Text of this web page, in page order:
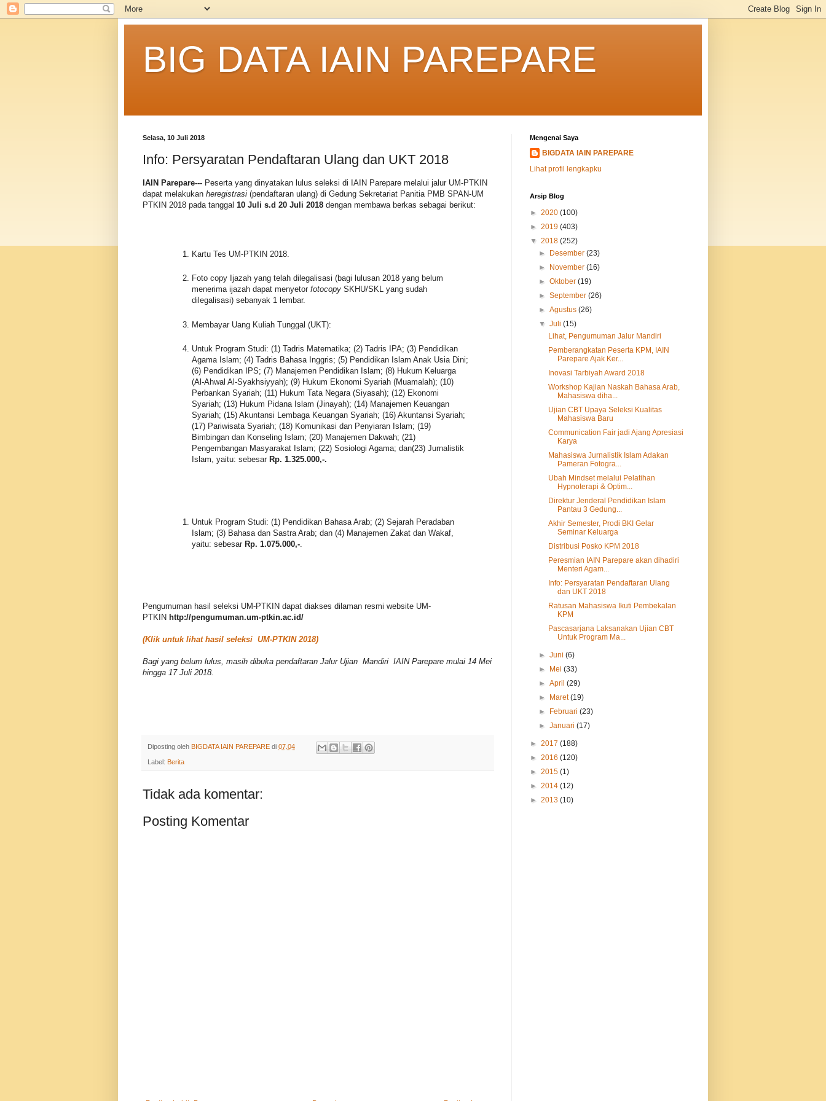
BIG DATA IAIN PAREPARE
Selasa, 10 Juli 2018
Info: Persyaratan Pendaftaran Ulang dan UKT 2018
IAIN Parepare--- Peserta yang dinyatakan lulus seleksi di IAIN Parepare melalui jalur UM-PTKIN
dapat melakukan heregistrasi (pendaftaran ulang) di Gedung Sekretariat Panitia PMB SPAN-UM
PTKIN 2018 pada tanggal 10 Juli s.d 20 Juli 2018 dengan membawa berkas sebagai berikut:
Kartu Tes UM-PTKIN 2018.
Foto copy Ijazah yang telah dilegalisasi (bagi lulusan 2018 yang belum
menerima ijazah dapat menyetor fotocopy SKHU/SKL yang sudah
dilegalisasi) sebanyak 1 lembar.
Membayar Uang Kuliah Tunggal (UKT):
Untuk Program Studi: (1) Tadris Matematika; (2) Tadris IPA; (3) Pendidikan
Agama Islam; (4) Tadris Bahasa Inggris; (5) Pendidikan Islam Anak Usia Dini;
(6) Pendidikan IPS; (7) Manajemen Pendidikan Islam; (8) Hukum Keluarga
(Al-Ahwal Al-Syakhsiyyah); (9) Hukum Ekonomi Syariah (Muamalah); (10)
Perbankan Syariah; (11) Hukum Tata Negara (Siyasah); (12) Ekonomi
Syariah; (13) Hukum Pidana Islam (Jinayah); (14) Manajemen Keuangan
Syariah; (15) Akuntansi Lembaga Keuangan Syariah; (16) Akuntansi Syariah;
(17) Pariwisata Syariah; (18) Komunikasi dan Penyiaran Islam; (19)
Bimbingan dan Konseling Islam; (20) Manajemen Dakwah; (21)
Pengembangan Masyarakat Islam; (22) Sosiologi Agama; dan(23) Jurnalistik
Islam, yaitu: sebesar Rp. 1.325.000,-.
Untuk Program Studi: (1) Pendidikan Bahasa Arab; (2) Sejarah Peradaban
Islam; (3) Bahasa dan Sastra Arab; dan (4) Manajemen Zakat dan Wakaf,
yaitu: sebesar Rp. 1.075.000,-
Pengumuman hasil seleksi UM-PTKIN dapat diakses dilaman resmi website UM-
PTKIN http://pengumuman.um-ptkin.ac.id/
(Klik untuk lihat hasil seleksi UM-PTKIN 2018)
Bagi yang belum lulus, masih dibuka pendaftaran Jalur Ujian Mandiri IAIN Parepare mulai 14 Mei
hingga 17 Juli 2018.
Diposting oleh BIGDATA IAIN PAREPARE di 07.04
Label: Berita
Tidak ada komentar:
Posting Komentar
Mengenai Saya
BIGDATA IAIN PAREPARE
Lihat profil lengkapku
Arsip Blog
► 2020 (100)
► 2019 (403)
▼ 2018 (252)
►
Desember(23)
►
November(16)
►Oktober(19)
►September(26)
►Agustus(26)
▼Juli(15)
Lihat, Pengumuman Jalur Mandiri
Pemberangkatan Peserta KPM, IAIN
Parepare Ajak Ker...
Inovasi Tarbiyah Award 2018
Workshop Kajian Naskah Bahasa Arab,
Mahasiswa diha...
Ujian CBT Upaya Seleksi Kualitas
Mahasiswa Baru
Communication Fair jadi Ajang Apresiasi
Karya
Mahasiswa Jurnalistik Islam Adakan
Pameran Fotogra...
Ubah Mindset melalui Pelatihan
Hypnoterapi & Optim...
Direktur Jenderal Pendidikan Islam
Pantau 3 Gedung...
Akhir Semester, Prodi BKI Gelar
Seminar Keluarga
Distribusi Posko KPM 2018
Peresmian IAIN Parepare akan dihadiri
Menteri Agam...
Info: Persyaratan Pendaftaran Ulang
dan UKT 2018
Ratusan Mahasiswa Ikuti Pembekalan
KPM
Pascasarjana Laksanakan Ujian CBT
Untuk Program Ma...
►Juni(6)
►
Mei(33)
►April(29)
►
Maret(19)
►
Februari(23)
►Januari(17)
► 2017 (188)
► 2016 (120)
► 2015 (1)
► 2014 (12)
► 2013 (10)